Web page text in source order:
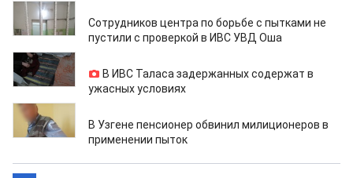
03.11.2021
Сотрудников центра по борьбе с пытками не
пустили с проверкой в ИВС УВД Оша
20.10.2021
В ИВС Таласа задержанных содержат в
ужасных условиях
18.10.2021
В Узгене пенсионер обвинил милиционеров в
применении пыток